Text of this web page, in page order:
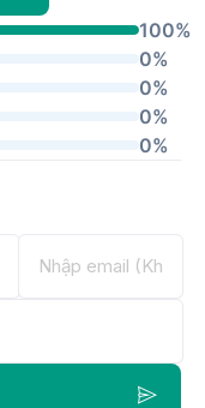
100%
0%
0%
0%
0%